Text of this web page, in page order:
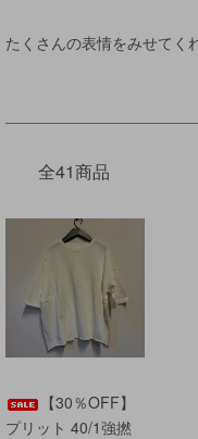
たくさんの表情をみせてく
全41商品
【30％OFF】
プリット 40/1強撚